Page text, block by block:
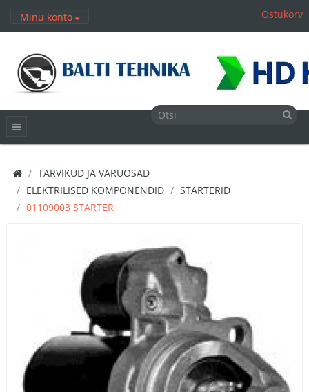
Minu konto Ostukorv
TARVIKUD JA VARUOSAD
ELEKTRILISED KOMPONENDID
STARTERID
01109003 STARTER